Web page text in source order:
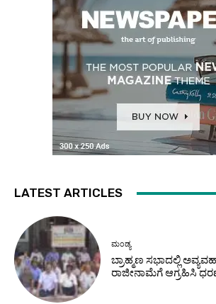
LATEST ARTICLES
ಮಂಡ್ಯ
ಬ್ರಾಹ್ಮಣ ಸಭಾದಲ್ಲಿ
ರಾಜೀನಾಮೆಗೆ ಆಗ್ರಹಿಸಿ